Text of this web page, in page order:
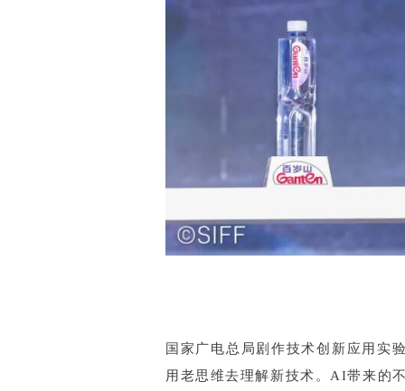
国家广电总局剧作技术创新应用实
用老思维去理解新技术。AI带来的